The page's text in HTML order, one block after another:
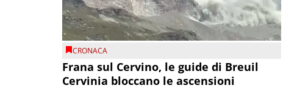
CRONACA
Frana sul Cervino, le guide di Breuil
Cervinia bloccano le ascensioni